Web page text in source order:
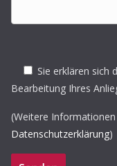
Sie erklären sich
Bearbeitung Ihres
(Weitere
Datenschutzerklärung)